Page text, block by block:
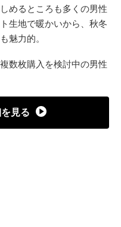
めるところも多くの男性
生地で暖かいから、秋冬
魅力的。
数枚購入を検討中の男性
見る